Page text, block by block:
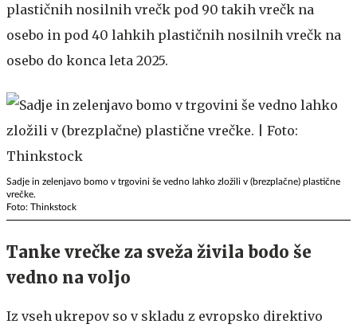
plastičnih nosilnih vrečk pod 90 takih vrečk na
osebo in pod 40 lahkih plastičnih nosilnih vrečk na
osebo do konca leta 2025.
Sadje in zelenjavo bomo v trgovini še vedno lahko zložili v (brezplačne) plastične
vrečke.
Foto: Thinkstock
Tanke vrečke za sveža živila bodo še
vedno na voljo
Iz vseh ukrepov so v skladu z evropsko direktivo